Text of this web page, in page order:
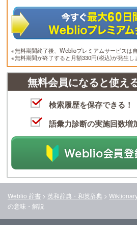
※無料期間終了後、Weblioプレミアムサービスは
※無料期間が終了すると月額330円(税込)が発生し
無料会員になると使え
検索履歴を保存できる！
語彙力診断の実施回数増
Weblio 辞書 > 英和辞典・和英辞典 >
の意味・解説